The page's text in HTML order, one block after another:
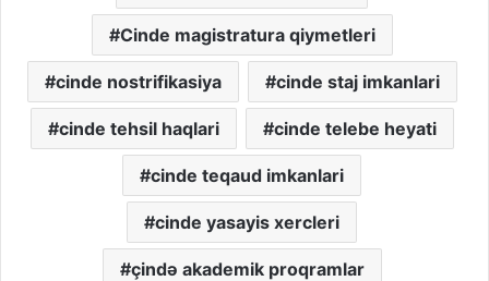
Cinde magistratura qiymetleri
cinde nostrifikasiya cinde staj imkanlari
cinde tehsil haqlari cinde telebe heyati
cinde teqaud imkanlari
cinde yasayis xercleri
çində akademik proqramlar